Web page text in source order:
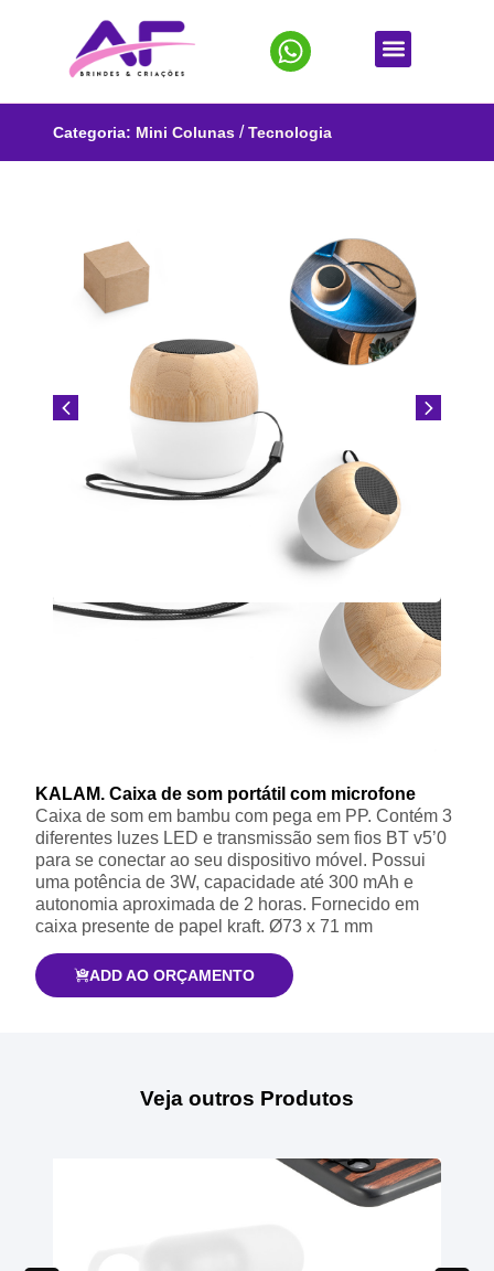
Categoria: Mini Colunas /Tecnologia
KALAM. Caixa de som portátil com microfone
Caixa de som em bambu com pega em PP. Contém 3
diferentes luzes LED e transmissão sem fios BT v5’0
para se conectar ao seu dispositivo móvel. Possui
uma potência de 3W, capacidade até 300 mAh e
autonomia aproximada de 2 horas. Fornecido em
caixa presente de papel kraft. Ø73 x 71 mm
ADD AO ORÇAMENTO
Veja outros Produtos